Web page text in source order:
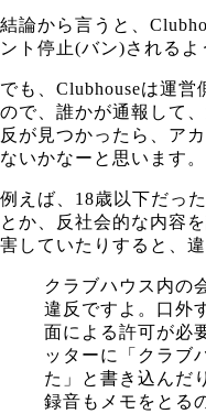
結論から言うと、
ント停止(バン)されるよ
でも、Clubhouseは運
ので、誰かが通報して
反が見つかったら、ア
ないかなーと思います。
例えば、18歳以下だっ
とか、反社会的な内容
害していたりすると、
クラブハウス内の
違反ですよ。口外
面による許可が必
ッターに「クラブ
た」と書き込んだ
録音もメモをとる